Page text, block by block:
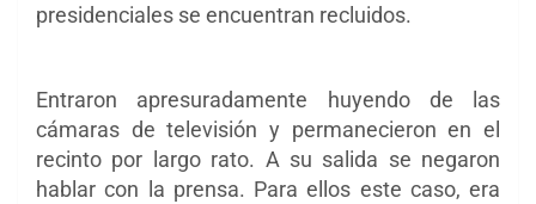
presidenciales se encuentran recluidos.
Entraron apresuradamente huyendo de las
cámaras de televisión y permanecieron en el
recinto por largo rato. A su salida se negaron
hablar con la prensa. Para ellos este caso, era